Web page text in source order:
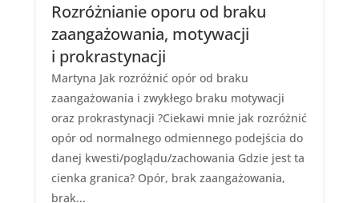
Rozróżnianie oporu od braku
zaangażowania, motywacji
i prokrastynacji
Martyna Jak rozróżnić opór od braku
zaangażowania i zwykłego braku motywacji
oraz prokrastynacji ?Ciekawi mnie jak rozróżnić
opór od normalnego odmiennego podejścia do
danej kwesti/poglądu/zachowania Gdzie jest ta
cienka granica? Opór, brak zaangażowania,
brak...